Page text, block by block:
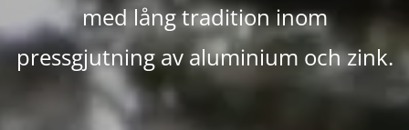
med lång tradition inom
pressgjutning av aluminium och zink.